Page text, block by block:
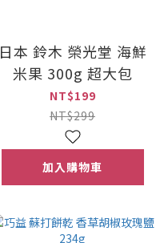
日本 鈴木 榮光堂 海鮮
米果 300g 超大包
NT$199
NT$299
加入購物車